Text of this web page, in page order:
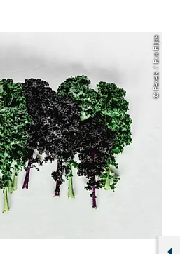
© Pexels / Eva Elijas